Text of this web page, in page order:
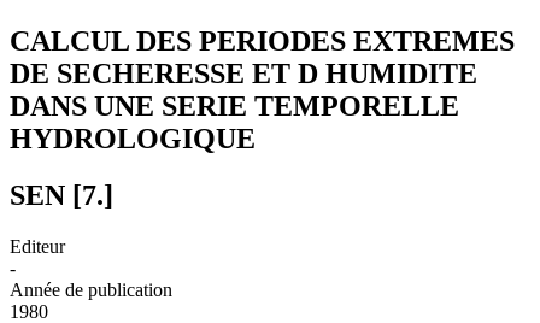
CALCUL DES PERIODES EXTREMES
DE SECHERESSE ET D HUMIDITE
DANS UNE SERIE TEMPORELLE
HYDROLOGIQUE
SEN [7.]
Editeur
-
Année de publication
1980